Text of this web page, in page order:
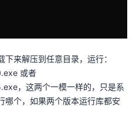
来解压到任意目录，运行：
或者
，这两个一模一样的，只是系
哪个，如果两个版本运行库都安